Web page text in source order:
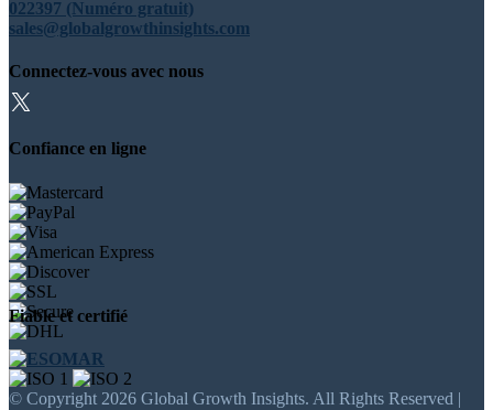
022397 (Numéro gratuit)
sales@globalgrowthinsights.com
Connectez-vous avec nous
Confiance en ligne
Fiable et certifié
© Copyright 2026 Global Growth Insights. All Rights Reserved |